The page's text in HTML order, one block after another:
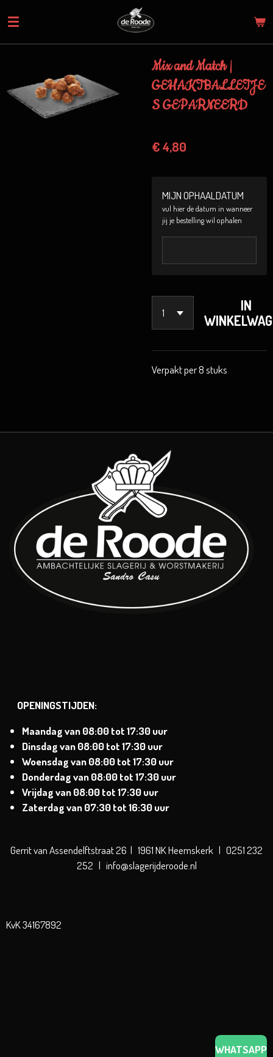
direct
naar
hoofdinhoud
Mix and Match |
GEHAKTBALLETJE
S GEPARNEERD
€ 4,80
MIJN OPHAALDATUM
vul hier de datum in wanneer
jij je bestelling wil ophalen
IN
Verpakt per 8 stuks
OPENINGSTIJDEN:
Maandag van08:00 tot 17:30 uur
Dinsdagvan08:00 tot 17:30 uur
Woensdag van08:00 tot 17:30 uur
Donderdag van08:00 tot 17:30 uur
Vrijdag van08:00 tot 17:30 uur
Zaterdagvan 07:30 tot 16:30 uur
Gerrit van Assendelftstraat 26 | 1961 NK Heemskerk | 0251 232
252 | info@slagerijderoode.nl
KvK 34167892
WHATSAPP